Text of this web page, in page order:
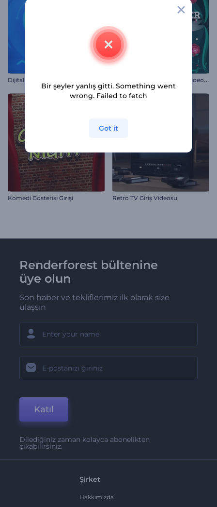
Dijital Logo Gösterimi R
engarenk Paskalya Giriş Videosu
Komedi Gösterisi Girişi Retro TV Giriş Videosu
Renderforest bültenine
üye olun
Son haber ve tekliflerimiz ilk olarak size
ulaşsın
Katıl
Dilediğiniz zaman kolayca abonelikten
çıkabilirsiniz.
Şirket
Hakkımızda
Bir şeyler yanlış gitti. Something went
wrong. Failed to fetch
Got it